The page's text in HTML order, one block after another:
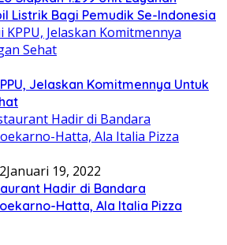
Listrik Bagi Pemudik Se-Indonesia
Jelaskan Komitmennya Untuk
Januari 19, 2022
Hadir di Bandara
Hatta, Ala Italia Pizza